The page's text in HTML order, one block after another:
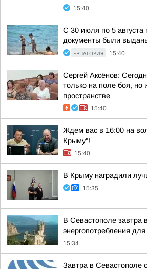
15:40
С 30 июля по 5 августа
документы были
ЕВПАТОРИЯ 15:40
Сергей Аксёнов:
только на поле боя,
пространстве
15:40
Ждем вас в 16:00 на
Крыму"!
15:40
В Крыму наградили
15:35
В Севастополе завтра
энергопотребления
15:34
Завтра в Севастополе